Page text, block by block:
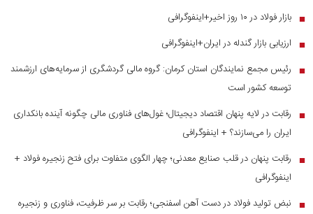
■ بازار فولاد در ۱۰ روز اخیر+اینفوگرافی
■ ارزیابی بازار گندله در ایران+اینفوگرافی
■
رئیس مجمع نمایندگان استان کرمان: گروه مالی گردشگری از سرمایه‌های ارزشمند
توسعه کشور است
■
رقابت در لایه پنهان اقتصاد دیجیتال؛ غول‌های فناوری مالی چگونه آینده بانکداری
ایران را می‌سازند؟ + اینفوگرافی
■
رقابت پنهان در قلب صنایع معدنی؛ چهار الگوی متفاوت برای فتح زنجیره فولاد +
اینفوگرافی
■
نبض تولید فولاد در دست آهن اسفنجی؛ رقابت بر سر ظرفیت، فناوری و زنجیره